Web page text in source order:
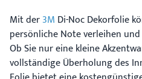
Mit der3M Di-Noc Dekorfolie
persönliche Note verleihen
Ob Sie nur eine kleine
vollständige Überholung des